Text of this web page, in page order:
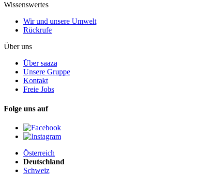
Wissenswertes
Wir und unsere Umwelt
Rückrufe
Über uns
Über saaza
Unsere Gruppe
Kontakt
Freie Jobs
Folge uns auf
Österreich
Deutschland
Schweiz